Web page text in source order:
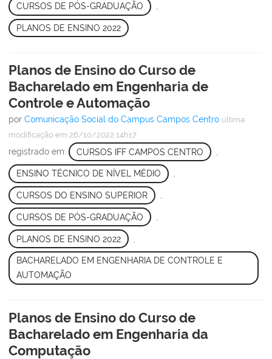
CURSOS DE PÓS-GRADUAÇÃO ,
PLANOS DE ENSINO 2022
Planos de Ensino do Curso de
Bacharelado em Engenharia de
Controle e Automação
por Comunicação Social do Campus Campos Centro última
modificação em 26/10/2022 14h17
registrado em: CURSOS IFF CAMPOS CENTRO
ENSINO TÉCNICO DE NÍVEL MÉDIO ,
CURSOS DO ENSINO SUPERIOR
CURSOS DE PÓS-GRADUAÇÃO
PLANOS DE ENSINO 2022
BACHARELADO EM ENGENHARIA DE CONTROLE E
AUTOMAÇÃO
Planos de Ensino do Curso de
Bacharelado em Engenharia da
Computação